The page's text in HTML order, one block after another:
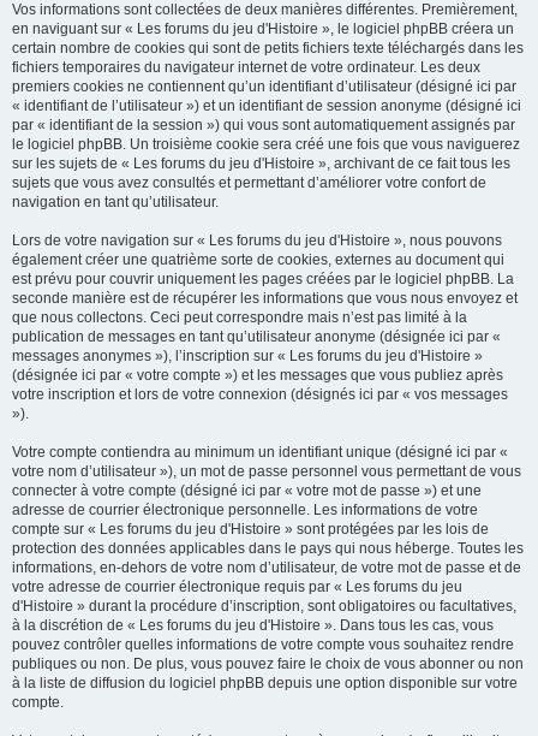
Vos informations sont collectées de deux manières différentes. Premièrement,
en naviguant sur « Les forums du jeu d'Histoire », le logiciel phpBB créera un
certain nombre de cookies qui sont de petits fichiers texte téléchargés dans les
fichiers temporaires du navigateur internet de votre ordinateur. Les deux
premiers cookies ne contiennent qu’un identifiant d’utilisateur (désigné ici par
« identifiant de l’utilisateur ») et un identifiant de session anonyme (désigné ici
par « identifiant de la session ») qui vous sont automatiquement assignés par
le logiciel phpBB. Un troisième cookie sera créé une fois que vous naviguerez
sur les sujets de « Les forums du jeu d'Histoire », archivant de ce fait tous les
sujets que vous avez consultés et permettant d’améliorer votre confort de
navigation en tant qu’utilisateur.
Lors de votre navigation sur « Les forums du jeu d'Histoire », nous pouvons
également créer une quatrième sorte de cookies, externes au document qui
est prévu pour couvrir uniquement les pages créées par le logiciel phpBB. La
seconde manière est de récupérer les informations que vous nous envoyez et
que nous collectons. Ceci peut correspondre mais n’est pas limité à la
publication de messages en tant qu’utilisateur anonyme (désignée ici par «
messages anonymes »), l’inscription sur « Les forums du jeu d'Histoire »
(désignée ici par « votre compte ») et les messages que vous publiez après
votre inscription et lors de votre connexion (désignés ici par « vos messages
»).
Votre compte contiendra au minimum un identifiant unique (désigné ici par «
votre nom d’utilisateur »), un mot de passe personnel vous permettant de vous
connecter à votre compte (désigné ici par « votre mot de passe ») et une
adresse de courrier électronique personnelle. Les informations de votre
compte sur « Les forums du jeu d'Histoire » sont protégées par les lois de
protection des données applicables dans le pays qui nous héberge. Toutes les
informations, en-dehors de votre nom d’utilisateur, de votre mot de passe et de
votre adresse de courrier électronique requis par « Les forums du jeu
d'Histoire » durant la procédure d’inscription, sont obligatoires ou facultatives,
à la discrétion de « Les forums du jeu d'Histoire ». Dans tous les cas, vous
pouvez contrôler quelles informations de votre compte vous souhaitez rendre
publiques ou non. De plus, vous pouvez faire le choix de vous abonner ou non
à la liste de diffusion du logiciel phpBB depuis une option disponible sur votre
compte.